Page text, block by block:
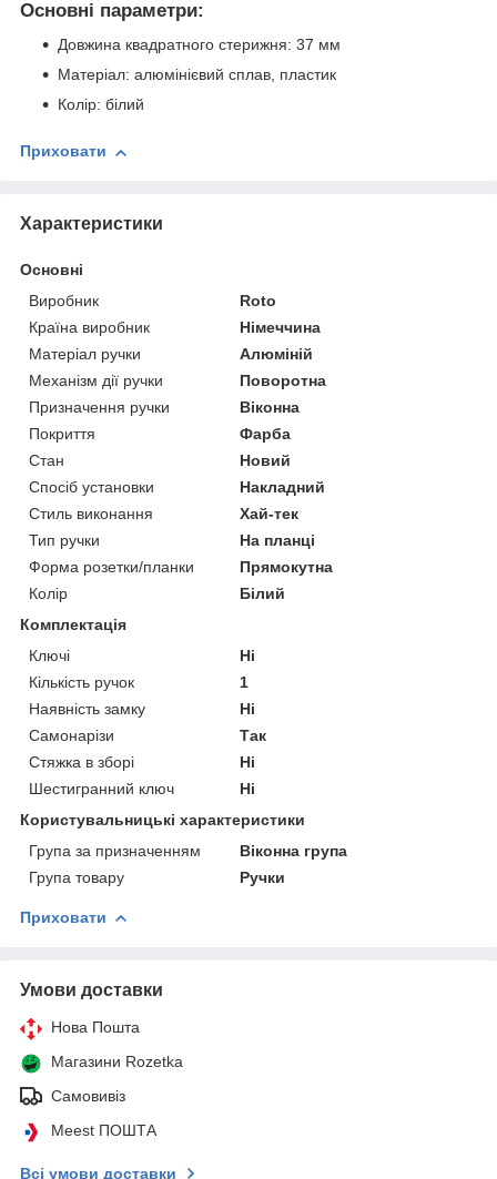
Основні параметри:
Довжина квадратного стерижня: 37 мм
Матеріал: алюмінієвий сплав, пластик
Колір: білий
Приховати
Характеристики
Основні
Виробник
Roto
Країна виробник
Німеччина
Матеріал ручки
Алюміній
Механізм дії ручки
Поворотна
Призначення ручки
Віконна
Покриття
Фарба
Стан
Новий
Спосіб установки
Накладний
Стиль виконання
Хай-тек
Тип ручки
На планці
Форма розетки/планки
Прямокутна
Колір
Білий
Комплектація
Ключі
Ні
Кількість ручок
1
Наявність замку
Ні
Самонарізи
Так
Стяжка в зборі
Ні
Шестигранний ключ
Ні
Користувальницькі характеристики
Група за призначенням
Віконна група
Група товару
Ручки
Приховати
Умови доставки
Нова Пошта
Магазини Rozetka
Самовивіз
Meest ПОШТА
Всі умови доставки